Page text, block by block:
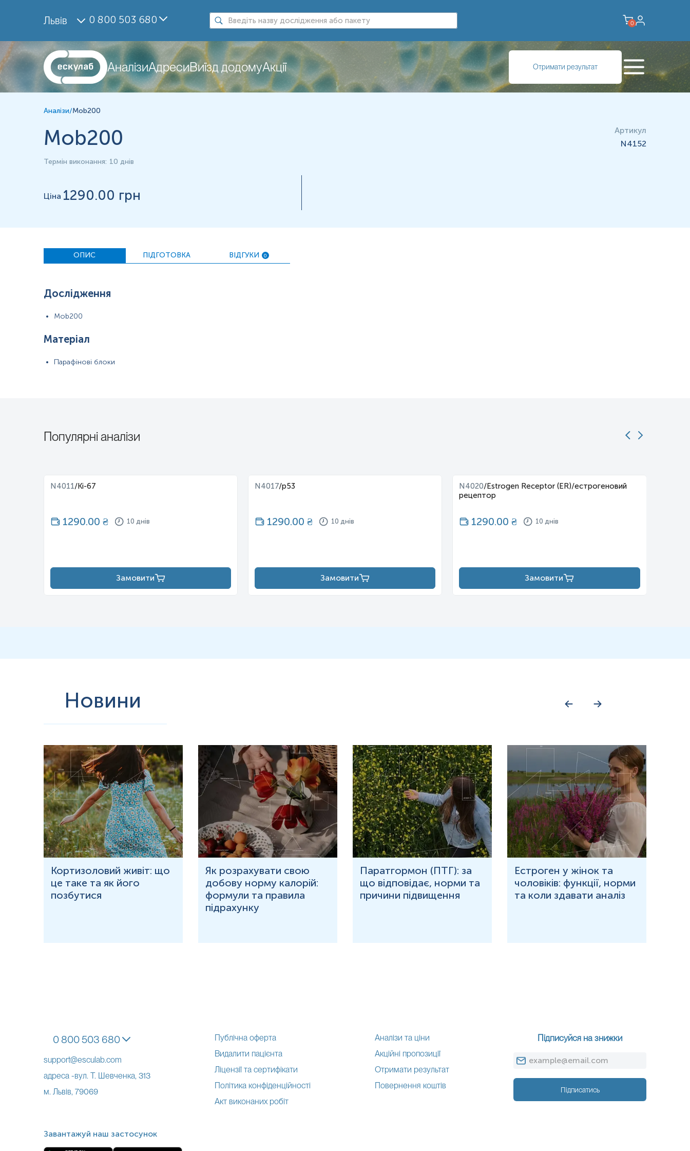
Львів 0 800 503 680 0
АналізиАдресиВиїзд додомуАкції Отримати результат
Mob200
Матеріал
Парафінові блоки
*Одиниці вимірювання, референтні значення та діапазон вимірювань можуть змінюватися у відповідності до зміни тест-систем.
Аналізи/Mob200
Mob200
Артикул
N4152
Термін виконання: 10 днів
Ціна 1290.00 грн
ОПИС ПІДГОТОВКА ВІДГУКИ 0
Дослідження
Mob200
Матеріал
Парафінові блоки
Популярні аналізи
N4011/Ki-67
1290.00 ₴ 10 днів
Замовити
N4017/p53
1290.00 ₴ 10 днів
Замовити
N4020/Estrogen Receptor (ER)/естрогеновий
рецептор
1290.00 ₴ 10 днів
Замовити
Новини
Кортизоловий живіт: що
це таке та як його
позбутися
Як розрахувати свою
добову норму калорій:
формули та правила
підрахунку
Паратгормон (ПТГ): за
що відповідає, норми та
причини підвищення
Естроген у жінок та
чоловіків: функції, норми
та коли здавати аналіз
0 800 503 680
support@esculab.com
адреса -вул. Т. Шевченка, 313
м. Львів, 79069
Публічна оферта
Видалити пацієнта
Ліцензії та сертифікати
Політика конфіденційності
Акт виконаних робіт
Аналізи та ціни
Акційні пропозиції
Отримати результат
Повернення коштів
Підписуйся на знижки
Підписатись
Завантажуй наш застосунок